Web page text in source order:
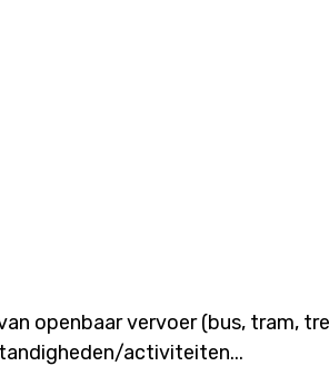
openbaar vervoer (bus, tram,
activiteiten...